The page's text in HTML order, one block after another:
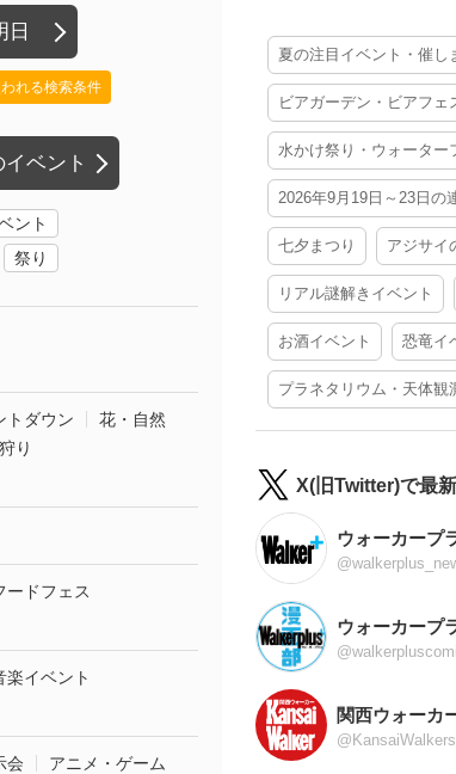
日
ベント
れる検索条件
ント
祭り
トダウン
花・自然
り
ードフェス
楽イベント
会 アニメ・ゲーム
夏の注目イベント・催し
ビアガーデン・ビアフェ
水かけ祭り・ウォーター
2026年9月19日～23日の
七夕まつり アジサイ
リアル謎解きイベント
お酒イベント 恐竜イ
プラネタリウム・天体観
X(旧Twitter)で最
ウォーカープ
ウォーカープ
関西ウォーカ
@KansaiWalkers